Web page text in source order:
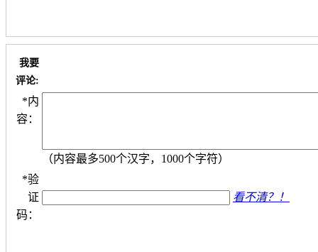
我要
评论:
*内
容：
（内容最多500个汉字，1000个字符）
*验
证
码：
看不清？！